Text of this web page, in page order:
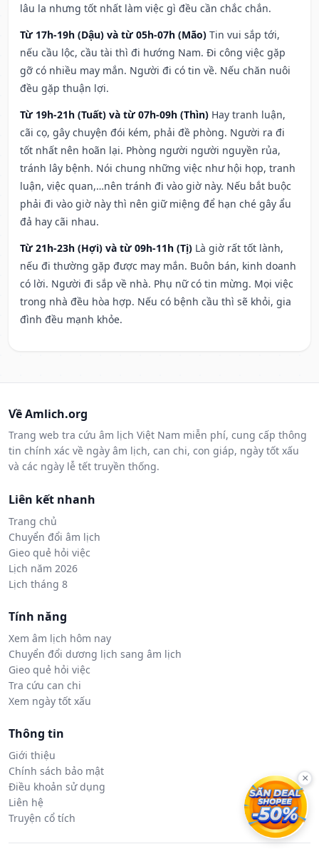
lâu la nhưng tốt nhất làm việc gì đều cần chắc chắn.
Từ 17h-19h (Dậu) và từ 05h-07h (Mão) Tin vui sắp tới,
nếu cầu lộc, cầu tài thì đi hướng Nam. Đi công việc gặp
gỡ có nhiều may mắn. Người đi có tin về. Nếu chăn nuôi
đều gặp thuận lợi.
Từ 19h-21h (Tuất) và từ 07h-09h (Thìn) Hay tranh luận,
cãi cọ, gây chuyện đói kém, phải đề phòng. Người ra đi
tốt nhất nên hoãn lại. Phòng người người nguyền rủa,
tránh lây bệnh. Nói chung những việc như hội họp, tranh
luận, việc quan,…nên tránh đi vào giờ này. Nếu bắt buộc
phải đi vào giờ này thì nên giữ miệng để hạn ché gây ẩu
đả hay cãi nhau.
Từ 21h-23h (Hợi) và từ 09h-11h (Tị) Là giờ rất tốt lành,
nếu đi thường gặp được may mắn. Buôn bán, kinh doanh
có lời. Người đi sắp về nhà. Phụ nữ có tin mừng. Mọi việc
trong nhà đều hòa hợp. Nếu có bệnh cầu thì sẽ khỏi, gia
đình đều mạnh khỏe.
Về Amlich.org
Trang web tra cứu âm lịch Việt Nam miễn phí, cung cấp thông
tin chính xác về ngày âm lịch, can chi, con giáp, ngày tốt xấu
và các ngày lễ tết truyền thống.
Liên kết nhanh
Trang chủ
Chuyển đổi âm lịch
Gieo quẻ hỏi việc
Lịch năm 2026
Lịch tháng 8
Tính năng
Xem âm lịch hôm nay
Chuyển đổi dương lịch sang âm lịch
Gieo quẻ hỏi việc
Tra cứu can chi
Xem ngày tốt xấu
Thông tin
Giới thiệu
Chính sách bảo mật
Điều khoản sử dụng
Liên hệ
Truyện cổ tích
×